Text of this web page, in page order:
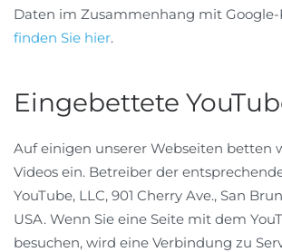
Daten im Zusammenhang mit
finden Sie hier.
Eingebettete
Auf einigen unserer Webseiten betten
Videos ein. Betreiber der
YouTube, LLC, 901 Cherry Ave., San
USA. Wenn Sie eine Seite mit dem
besuchen, wird eine Verbindung zu